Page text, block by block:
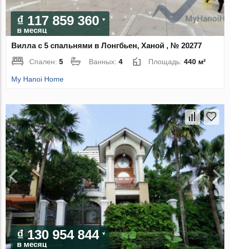
₫ 117 859 360
в месяц
Вилла с 5 спальнями в Лонгбьен, Ханой , № 20277
Спален:5 Ванных:4 Площадь:440 м²
My Hanoi Home
₫ 130 954 844
в месяц